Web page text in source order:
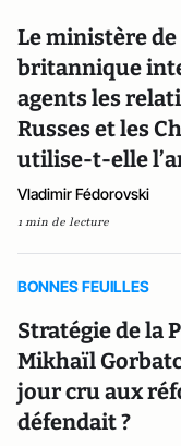
Le ministère de
britannique
agents les
Russes et les
utilise-t-elle
Vladimir Fédorovski
1 min de lecture
BONNES FEUILLES
Stratégie de la
Mikhaïl
jour cru aux
défendait ?